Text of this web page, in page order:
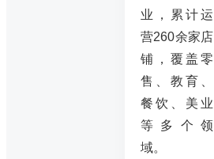
业，累计运
营260余家店
铺，覆盖零
售、教育、
餐饮、美业
等多个领
域。